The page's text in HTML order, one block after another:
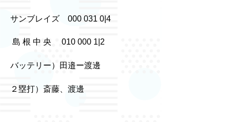
サンブレイズ 000 031 0|4
島 根 中 央 010 000 1|2
バッテリー）田邉ー渡邊
２塁打）斎藤、渡邊